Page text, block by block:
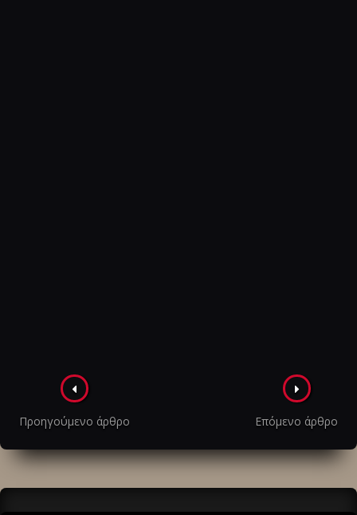
Πλοήγηση
στα
άρθρα
Προηγούμενο άρθρο Επόμενο άρθρο